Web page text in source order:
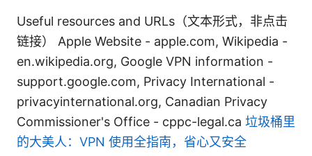
Useful resources and URLs（文本形式，非点击
链接） Apple Website - apple.com, Wikipedia -
en.wikipedia.org, Google VPN information -
support.google.com, Privacy International -
privacyinternational.org, Canadian Privacy
Commissioner's Office - cppc-legal.ca 垃圾桶里
的大美人：VPN 使用全指南，省心又安全